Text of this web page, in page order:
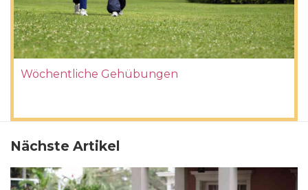
Wöchentliche Gehübungen
Nächste Artikel